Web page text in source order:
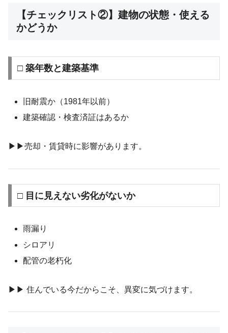
【チェックリスト②】建物の状態・使える
かどうか
□ 築年数と建築基準
旧耐震か（1981年以前）
建築確認・検査済証はあるか
▶︎▶︎売却・賃貸時に影響があります。
□ 目に見えない劣化がないか
雨漏り
シロアリ
配管の老朽化
▶︎▶︎ 住んでいる今だからこそ、異変に気づけます。